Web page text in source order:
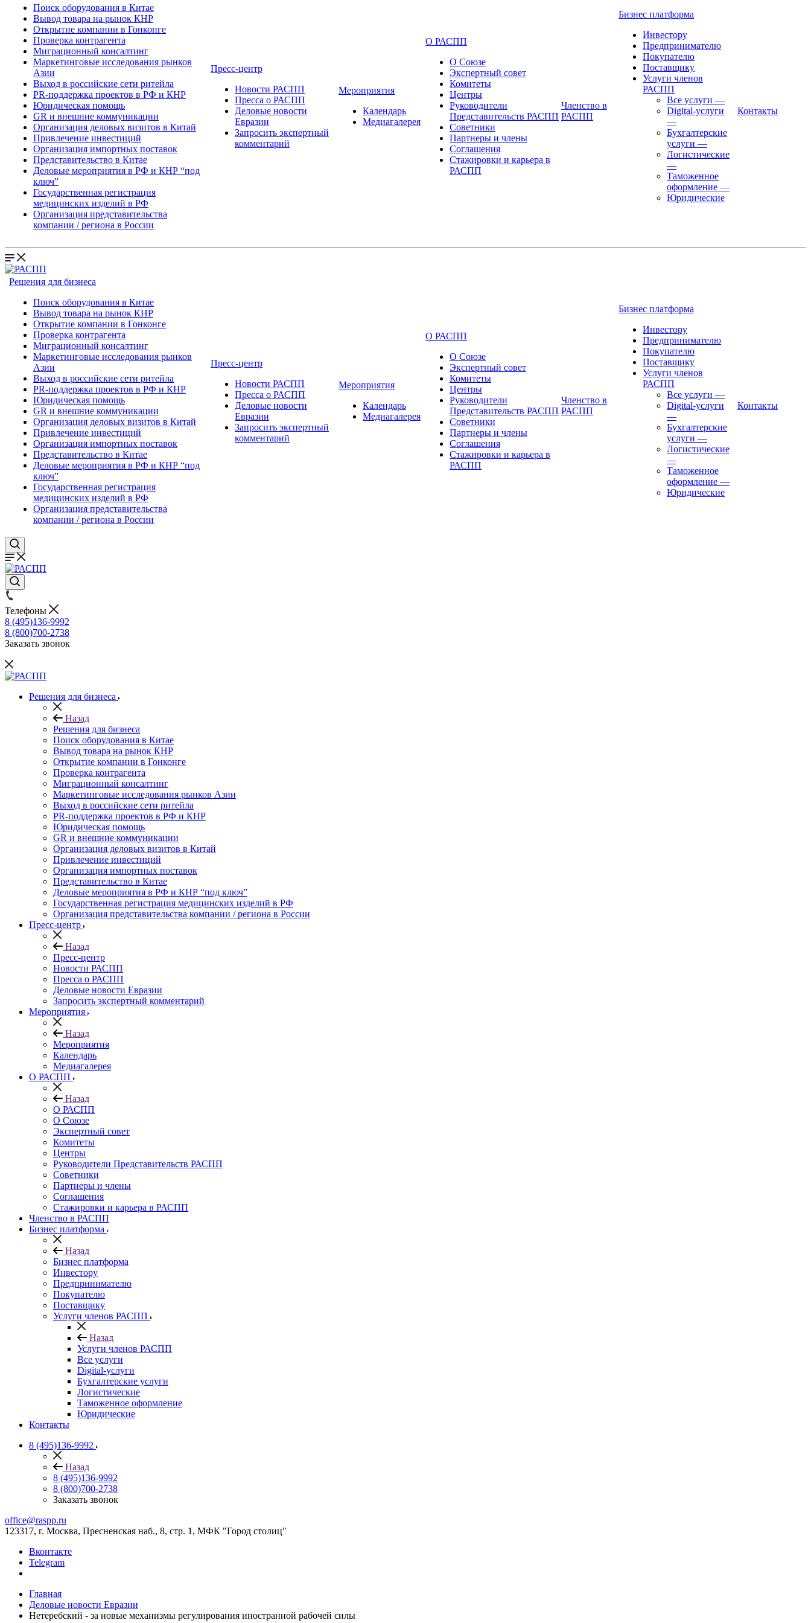
Поиск оборудования в Китае
Вывод товара на рынок КНР
Открытие компании в Гонконге
Проверка контрагента
Миграционный консалтинг
Маркетинговые исследования рынков
Азии
Выход в российские сети ритейла
PR-поддержка проектов в РФ и КНР
Юридическая помощь
GR и внешние коммуникации
Организация деловых визитов в Китай
Привлечение инвестиций
Организация импортных поставок
Представительство в Китае
Деловые мероприятия в РФ и КНР “под
ключ”
Государственная регистрация
медицинских изделий в РФ
Организация представительства
компании / региона в России
Пресс-центр
Новости РАСПП
Пресса о РАСПП
Деловые новости
Евразии
Запросить экспертный
комментарий
Мероприятия
Календарь
Медиагалерея
О РАСПП
О Союзе
Экспертный совет
Комитеты
Центры
Руководители
Представительств РАСПП
Советники
Партнеры и члены
Соглашения
Стажировки и карьера в
РАСПП
Членство в
РАСПП
Бизнес платформа
Инвестору
Предпринимателю
Покупателю
Поставщику
Услуги членов
РАСПП
Все услуги —
Digital-услуги
—
Бухгалтерские
услуги —
Логистические
—
Таможенное
оформление —
Юридические
Контакты
Решения для бизнеса
Поиск оборудования в Китае
Вывод товара на рынок КНР
Открытие компании в Гонконге
Проверка контрагента
Миграционный консалтинг
Маркетинговые исследования рынков
Азии
Выход в российские сети ритейла
PR-поддержка проектов в РФ и КНР
Юридическая помощь
GR и внешние коммуникации
Организация деловых визитов в Китай
Привлечение инвестиций
Организация импортных поставок
Представительство в Китае
Деловые мероприятия в РФ и КНР “под
ключ”
Государственная регистрация
медицинских изделий в РФ
Организация представительства
компании / региона в России
Пресс-центр
Новости РАСПП
Пресса о РАСПП
Деловые новости
Евразии
Запросить экспертный
комментарий
Мероприятия
Календарь
Медиагалерея
О РАСПП
О Союзе
Экспертный совет
Комитеты
Центры
Руководители
Представительств РАСПП
Советники
Партнеры и члены
Соглашения
Стажировки и карьера в
РАСПП
Членство в
РАСПП
Бизнес платформа
Инвестору
Предпринимателю
Покупателю
Поставщику
Услуги членов
РАСПП
Все услуги —
Digital-услуги
—
Бухгалтерские
услуги —
Логистические
—
Таможенное
оформление —
Юридические
Контакты
Телефоны
8 (495)136-9992
8 (800)700-2738
Заказать звонок
Решения для бизнеса
Назад
Решения для бизнеса
Поиск оборудования в Китае
Вывод товара на рынок КНР
Открытие компании в Гонконге
Проверка контрагента
Миграционный консалтинг
Маркетинговые исследования рынков Азии
Выход в российские сети ритейла
PR-поддержка проектов в РФ и КНР
Юридическая помощь
GR и внешние коммуникации
Организация деловых визитов в Китай
Привлечение инвестиций
Организация импортных поставок
Представительство в Китае
Деловые мероприятия в РФ и КНР “под ключ”
Государственная регистрация медицинских изделий в РФ
Организация представительства компании / региона в России
Пресс-центр
Назад
Пресс-центр
Новости РАСПП
Пресса о РАСПП
Деловые новости Евразии
Запросить экспертный комментарий
Мероприятия
Назад
Мероприятия
Календарь
Медиагалерея
О РАСПП
Назад
О РАСПП
О Союзе
Экспертный совет
Комитеты
Центры
Руководители Представительств РАСПП
Советники
Партнеры и члены
Соглашения
Стажировки и карьера в РАСПП
Членство в РАСПП
Бизнес платформа
Назад
Бизнес платформа
Инвестору
Предпринимателю
Покупателю
Поставщику
Услуги членов РАСПП
Назад
Услуги членов РАСПП
Все услуги
Digital-услуги
Бухгалтерские услуги
Логистические
Таможенное оформление
Юридические
Контакты
8 (495)136-9992
Назад
8 (495)136-9992
8 (800)700-2738
Заказать звонок
office@raspp.ru
123317, г. Москва, Пресненская наб., 8, стр. 1, МФК "Город столиц"
Вконтакте
Telegram
Главная
Деловые новости Евразии
Нетеребский - за новые механизмы регулирования иностранной рабочей силы